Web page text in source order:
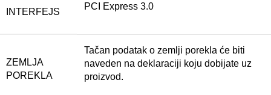
INTERFEJS
PCI Express 3.0
ZEMLJA
POREKLA
Tačan podatak o zemlji porekla će biti
naveden na deklaraciji koju dobijate uz
proizvod.